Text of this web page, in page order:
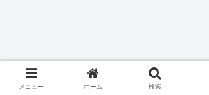
メニュー ホーム 検索